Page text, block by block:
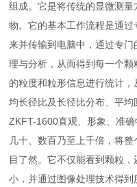
组成。它是将传统的显微测
物。它的基本工作流程是通
来并传输到电脑中，通过专
理与分析，从而得到每一个
的粒度和粒形信息进行统计
均长径比及长径比分布、平均
ZKFT-1600直观、形象、准
几十、数百乃至上千倍，将
目了然。它不仅能看到颗粒
小，并通过图像处理技术得到